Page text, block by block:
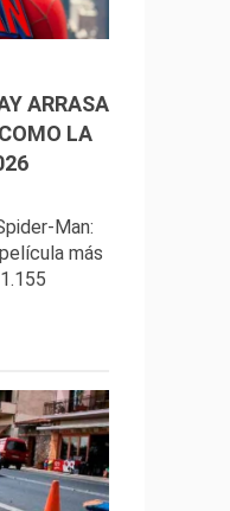
ARRASA
LA
Man:
más